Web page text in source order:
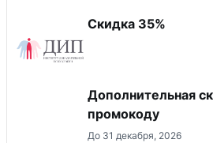
Скидка 35%
Дополнительная
промокоду
До 31 декабря, 2026